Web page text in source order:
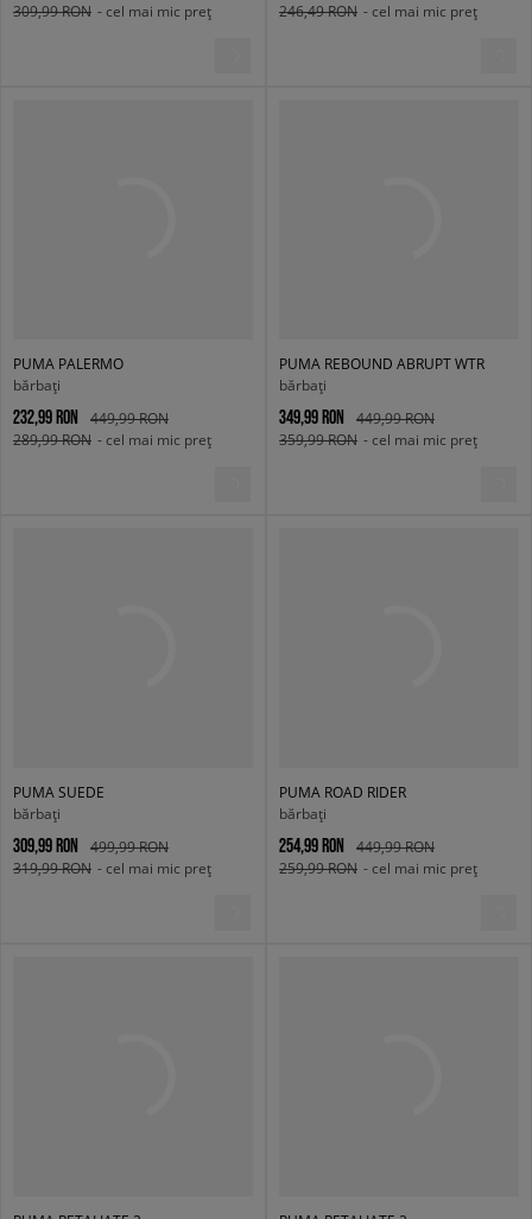
309,99 RON - cel mai mic preț
246,49 RON - cel mai mic preț
PUMA PALERMO
bărbați
232,99 RON
449,99 RON
289,99 RON - cel mai mic preț
PUMA REBOUND ABRUPT WTR
bărbați
349,99 RON
449,99 RON
359,99 RON - cel mai mic preț
PUMA SUEDE
bărbați
309,99 RON
499,99 RON
319,99 RON - cel mai mic preț
PUMA ROAD RIDER
bărbați
254,99 RON
449,99 RON
259,99 RON - cel mai mic preț